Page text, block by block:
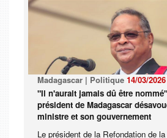
Madagascar | Politique 14/03/2026
"Il n'aurait jamais dû être
président de Madagascar
ministre et son gouvernement
Le président de la Refondation de